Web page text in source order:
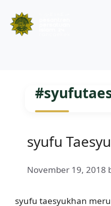
syufu
November 19, 2018
syufu taesyukhan